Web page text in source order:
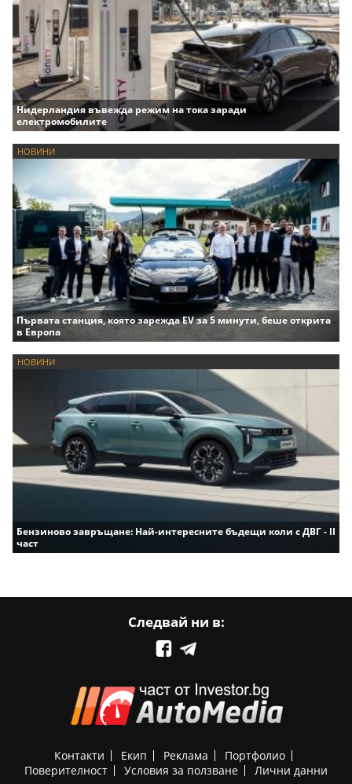
Нидерландия въвежда режим на тока заради
електромобилите
НОВИНИ
Първата станция, която зарежда EV за 5 минути, беше открита
в Европа
НОВИНИ
Бензиново завръщане: Най-интересните бъдещи коли с ДВГ - II
част
Следвай ни в:
Контакти Екип Реклама
Портфолио
Поверителност
Условия за ползване Лични данни